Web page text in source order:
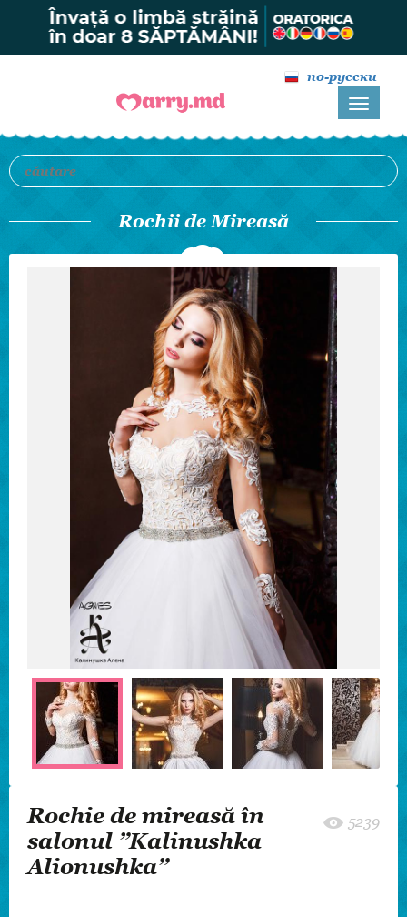
по-русски
Rochii de Mireasă
Rochie de mireasă în
salonul ”Kalinushka
Alionushka”
5239